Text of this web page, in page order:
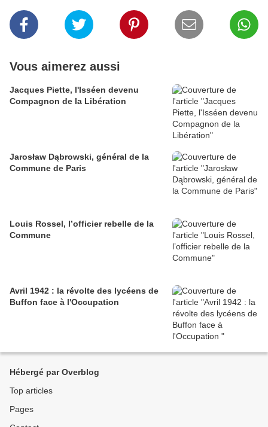
Vous aimerez aussi
Jacques Piette, l'Isséen devenu
Compagnon de la Libération
Jarosław Dąbrowski, général de la
Commune de Paris
Louis Rossel, l’officier rebelle de la
Commune
Avril 1942 : la révolte des lycéens de
Buffon face à l'Occupation
Hébergé par Overblog
Top articles
Pages